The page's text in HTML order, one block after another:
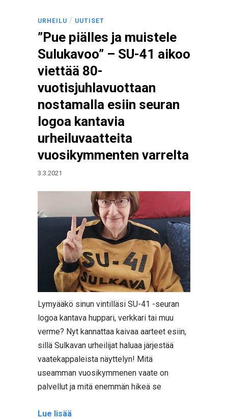
URHEILU / UUTISET
”Pue piälles ja muistele
Sulukavoo” – SU-41 aikoo
viettää 80-
vuotisjuhlavuottaan
nostamalla esiin seuran
logoa kantavia
urheiluvaatteita
vuosikymmenten varrelta
3.3.2021
Lymyääkö sinun vintilläsi SU-41 -seuran
logoa kantava huppari, verkkari tai muu
verme? Nyt kannattaa kaivaa aarteet esiin,
sillä Sulkavan urheilijat haluaa järjestää
vaatekappaleista näyttelyn! Mitä
useamman vuosikymmenen vaate on
palvellut ja mitä enemmän hikeä se
Lue lisää